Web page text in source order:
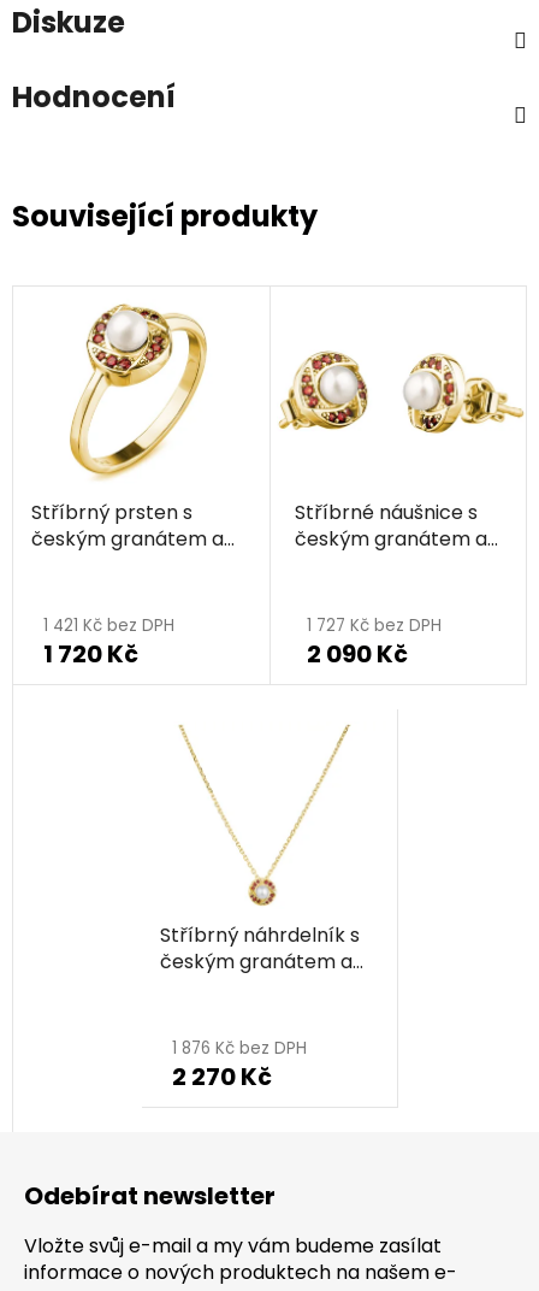
Diskuze
Hodnocení
Související produkty
Stříbrný prsten s
českým granátem a
1 421 Kč bez DPH
1 720 Kč
Stříbrné náušnice s
českým granátem a
1 727 Kč bez DPH
2 090 Kč
Stříbrný náhrdelník s
českým granátem a
1 876 Kč bez DPH
2 270 Kč
Odebírat newsletter
Vložte svůj e-mail a my vám budeme zasílat
informace o nových produktech na našem e-